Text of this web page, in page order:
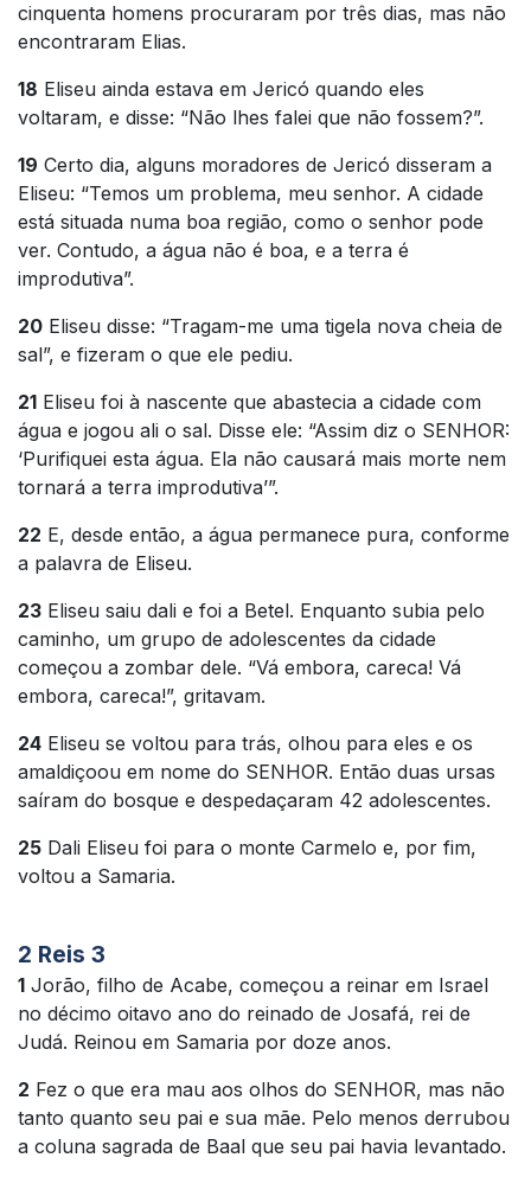
cinquenta homens procuraram por três dias, mas não
encontraram Elias.
18 Eliseu ainda estava em Jericó quando eles
voltaram, e disse: “Não lhes falei que não fossem?”.
19 Certo dia, alguns moradores de Jericó disseram a
Eliseu: “Temos um problema, meu senhor. A cidade
está situada numa boa região, como o senhor pode
ver. Contudo, a água não é boa, e a terra é
improdutiva”.
20 Eliseu disse: “Tragam-me uma tigela nova cheia de
sal”, e fizeram o que ele pediu.
21 Eliseu foi à nascente que abastecia a cidade com
água e jogou ali o sal. Disse ele: “Assim diz o SENHOR:
‘Purifiquei esta água. Ela não causará mais morte nem
tornará a terra improdutiva’”.
22 E, desde então, a água permanece pura, conforme
a palavra de Eliseu.
23 Eliseu saiu dali e foi a Betel. Enquanto subia pelo
caminho, um grupo de adolescentes da cidade
começou a zombar dele. “Vá embora, careca! Vá
embora, careca!”, gritavam.
24 Eliseu se voltou para trás, olhou para eles e os
amaldiçoou em nome do SENHOR. Então duas ursas
saíram do bosque e despedaçaram 42 adolescentes.
25 Dali Eliseu foi para o monte Carmelo e, por fim,
voltou a Samaria.
2 Reis 3
1 Jorão, filho de Acabe, começou a reinar em Israel
no décimo oitavo ano do reinado de Josafá, rei de
Judá. Reinou em Samaria por doze anos.
2 Fez o que era mau aos olhos do SENHOR, mas não
tanto quanto seu pai e sua mãe. Pelo menos derrubou
a coluna sagrada de Baal que seu pai havia levantado.